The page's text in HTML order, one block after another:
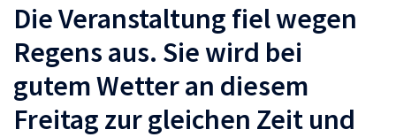
Die Veranstaltung fiel wegen
Regens aus. Sie wird bei
gutem Wetter an diesem
Freitag zur gleichen Zeit und